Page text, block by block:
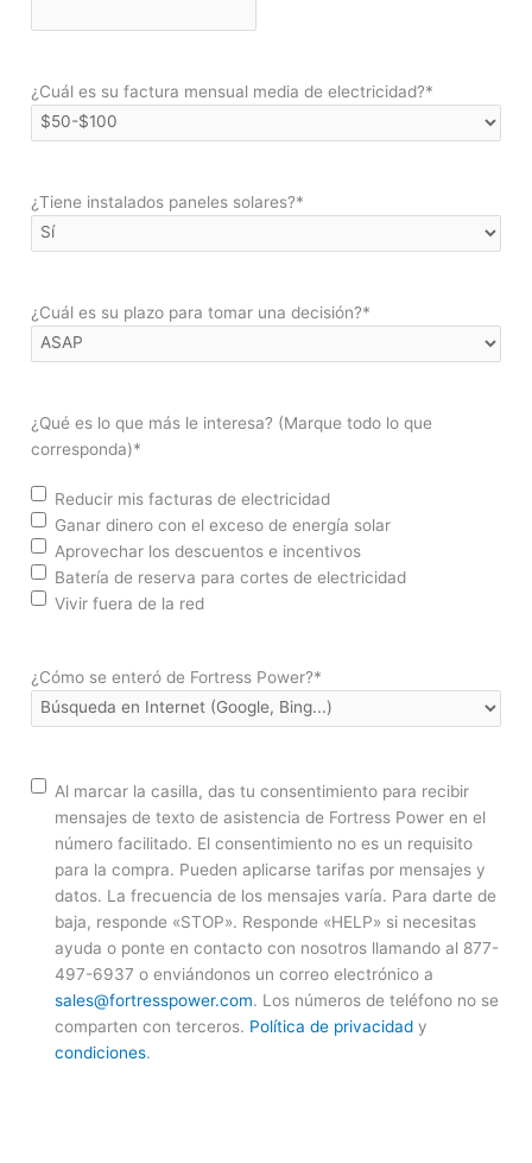
¿Cuál es su factura mensual media de electricidad?*
¿Tiene instalados paneles solares?*
¿Cuál es su plazo para tomar una decisión?*
¿Qué es lo que más le interesa? (Marque todo lo que
corresponda)*
Reducir mis facturas de electricidad
Ganar dinero con el exceso de energía solar
Aprovechar los descuentos e incentivos
Batería de reserva para cortes de electricidad
Vivir fuera de la red
¿Cómo se enteró de Fortress Power?*
Consentimiento
Al marcar la casilla, das tu consentimiento para recibir
mensajes de texto de asistencia de Fortress Power en el
número facilitado. El consentimiento no es un requisito
para la compra. Pueden aplicarse tarifas por mensajes y
datos. La frecuencia de los mensajes varía. Para darte de
baja, responde «STOP». Responde «HELP» si necesitas
ayuda o ponte en contacto con nosotros llamando al 877-
497-6937 o enviándonos un correo electrónico a
sales@fortresspower.com. Los números de teléfono no se
comparten con terceros. Política de privacidad y
condiciones.